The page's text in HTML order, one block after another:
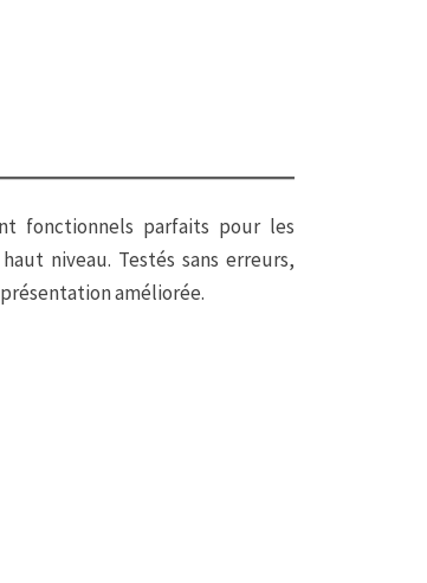
fonctionnels parfaits pour les
niveau. Testés sans erreurs,
améliorée.